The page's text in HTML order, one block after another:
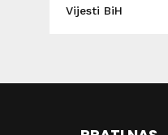
Vijesti BiH